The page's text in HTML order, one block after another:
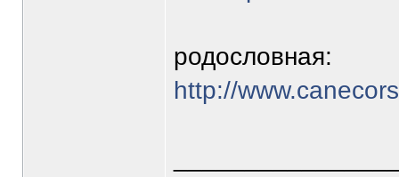
родословная:
http://